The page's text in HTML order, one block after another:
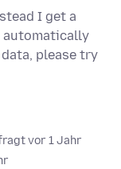
I get a
automatically
please try
vor 1 Jahr